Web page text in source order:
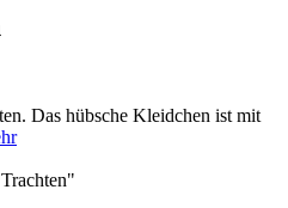
Das hübsche Kleidchen ist mit